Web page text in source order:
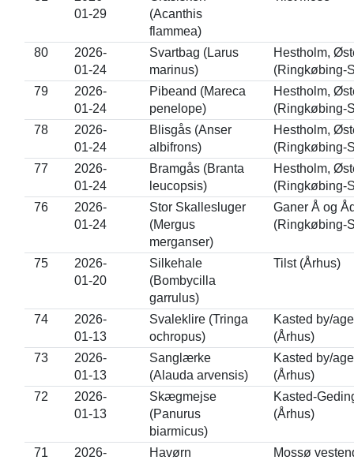
01-29
(Acanthis
flammea)
80
2026-
01-24
Svartbag (Larus
marinus)
Hestholm,
(Ringkøbing-
79
2026-
01-24
Pibeand (Mareca
penelope)
Hestholm,
(Ringkøbing-
78
2026-
01-24
Blisgås (Anser
albifrons)
Hestholm,
(Ringkøbing-
77
2026-
01-24
Bramgås (Branta
leucopsis)
Hestholm,
(Ringkøbing-
76
2026-
01-24
Stor Skallesluger
(Mergus
merganser)
Ganer Å og
(Ringkøbing-
75
2026-
01-20
Silkehale
(Bombycilla
garrulus)
Tilst (Århus)
74
2026-
01-13
Svaleklire (Tringa
ochropus)
Kasted by/
(Århus)
73
2026-
01-13
Sanglærke
(Alauda arvensis)
Kasted by/
(Århus)
72
2026-
01-13
Skægmejse
(Panurus
biarmicus)
Kasted-
(Århus)
71 2026- Havørn Mossø